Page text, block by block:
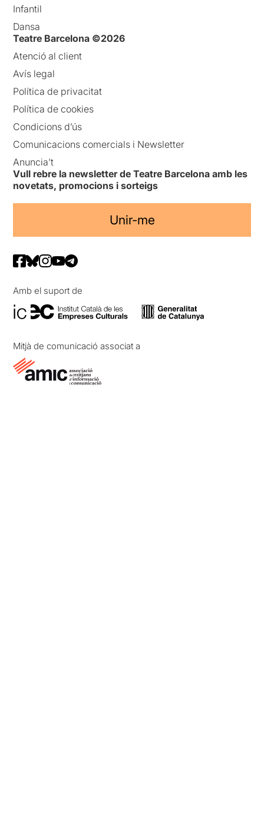
Infantil
Dansa
Teatre Barcelona ©2026
Atenció al client
Avís legal
Política de privacitat
Política de cookies
Condicions d’ús
Comunicacions comercials i Newsletter
Anuncia’t
Vull rebre la newsletter de Teatre Barcelona amb les
novetats, promocions i sorteigs
Unir-me
Amb el suport de
Mitjà de comunicació associat a